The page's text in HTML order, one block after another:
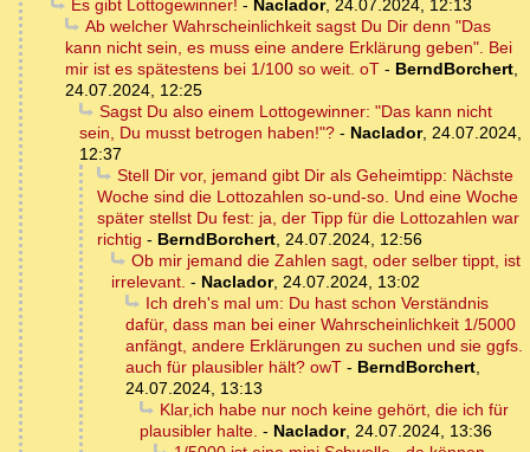
Es gibt Lottogewinner! - Naclador, 24.07.2024, 12:13
Ab welcher Wahrscheinlichkeit sagst Du Dir denn "Das
kann nicht sein, es muss eine andere Erklärung geben". Bei
mir ist es spätestens bei 1/100 so weit. oT - BerndBorchert,
24.07.2024, 12:25
Sagst Du also einem Lottogewinner: "Das kann nicht
sein, Du musst betrogen haben!"? - Naclador, 24.07.2024,
12:37
Stell Dir vor, jemand gibt Dir als Geheimtipp: Nächste
Woche sind die Lottozahlen so-und-so. Und eine Woche
später stellst Du fest: ja, der Tipp für die Lottozahlen war
richtig - BerndBorchert, 24.07.2024, 12:56
Ob mir jemand die Zahlen sagt, oder selber tippt, ist
irrelevant. - Naclador, 24.07.2024, 13:02
Ich dreh's mal um: Du hast schon Verständnis
dafür, dass man bei einer Wahrscheinlichkeit 1/5000
anfängt, andere Erklärungen zu suchen und sie ggfs.
auch für plausibler hält? owT - BerndBorchert,
24.07.2024, 13:13
Klar,ich habe nur noch keine gehört, die ich für
plausibler halte. - Naclador, 24.07.2024, 13:36